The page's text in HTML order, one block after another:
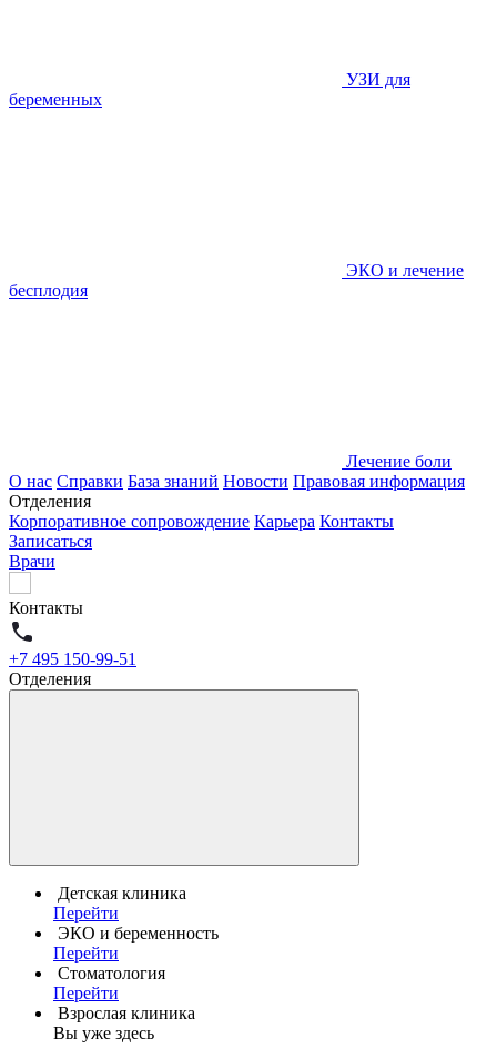
УЗИ для
беременных
ЭКО и лечение
бесплодия
Лечение боли
О нас Справки База знаний Новости Правовая информация
Отделения
Корпоративное сопровождение Карьера Контакты
Записаться
Врачи
Контакты
+7 495 150-99-51
Отделения
Детская клиника
Перейти
ЭКО и беременность
Перейти
Стоматология
Перейти
Взрослая клиника
Вы уже здесь